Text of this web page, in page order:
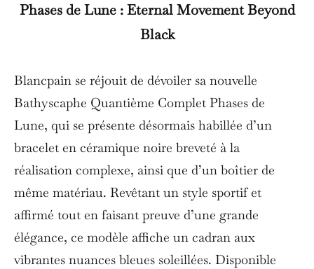
Phases de Lune : Eternal Movement Beyond
Black
Blancpain se réjouit de dévoiler sa nouvelle
Bathyscaphe Quantième Complet Phases de
Lune, qui se présente désormais habillée d’un
bracelet en céramique noire breveté à la
réalisation complexe, ainsi que d’un boîtier de
même matériau. Revêtant un style sportif et
affirmé tout en faisant preuve d’une grande
élégance, ce modèle affiche un cadran aux
vibrantes nuances bleues soleillées. Disponible